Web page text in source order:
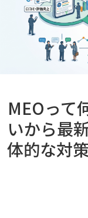
MEOって
いから最
体的な対